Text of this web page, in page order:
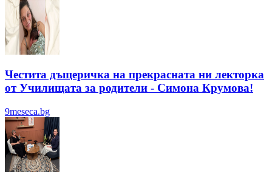
Честита дъщеричка на прекрасната ни лекторка
от Училищата за родители - Симона Крумова!
9meseca.bg